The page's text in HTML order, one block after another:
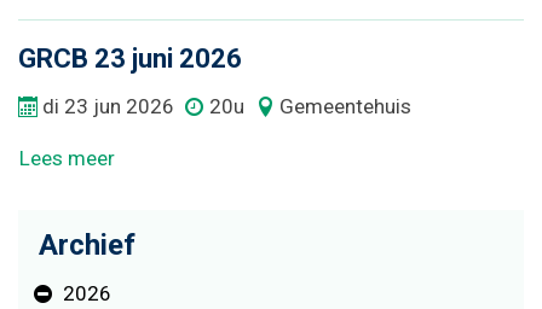
GRCB 23 juni 2026
di 23 jun 2026 20u Gemeentehuis
Lees meer
Archief
2026